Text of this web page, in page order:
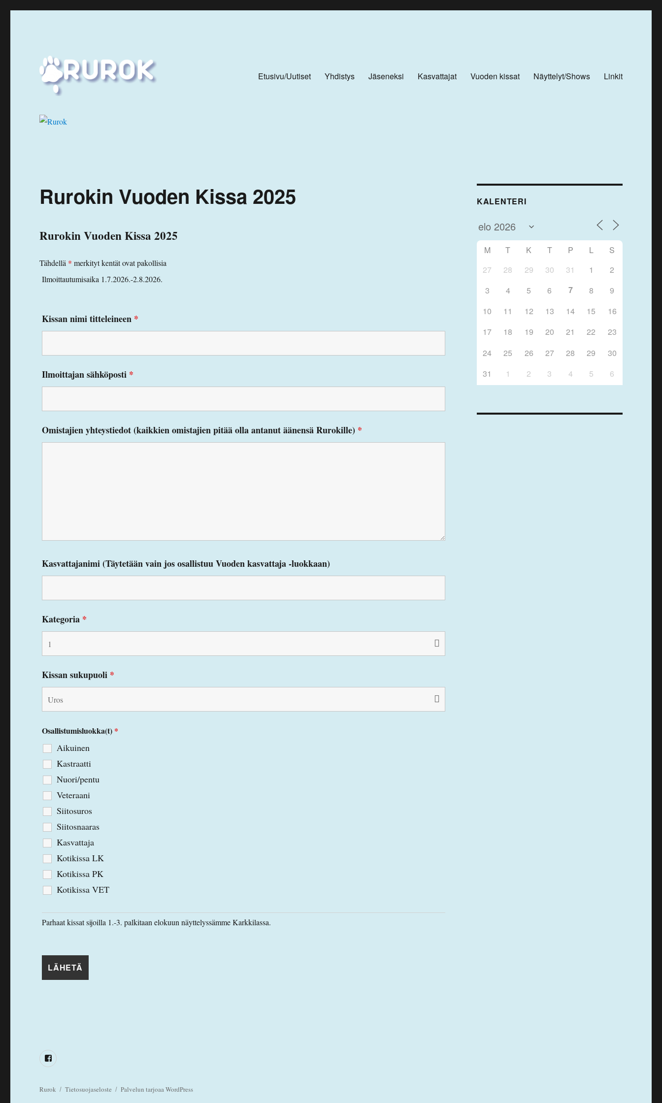
Rurok
Etusivu/Uutiset Yhdistys Jäseneksi Kasvattajat Vuoden kissat Näyttelyt/Shows Linkit
Rurokin Vuoden Kissa 2025
Rurokin Vuoden Kissa 2025
Tähdellä * merkityt kentät ovat pakollisia
Ilmoittautumisaika 1.7.2026.-2.8.2026.
Kissan nimi titteleineen *
Ilmoittajan sähköposti *
Omistajien yhteystiedot (kaikkien omistajien pitää olla antanut äänensä Rurokille) *
Kasvattajanimi (Täytetään vain jos osallistuu Vuoden kasvattaja -luokkaan)
Kategoria *
Kissan sukupuoli *
Osallistumisluokka(t) *
Aikuinen
Kastraatti
Nuori/pentu
Veteraani
Siitosuros
Siitosnaaras
Kasvattaja
Kotikissa LK
Kotikissa PK
Kotikissa VET
Parhaat kissat sijoilla 1.-3. palkitaan elokuun näyttelyssämme Karkkilassa.
KALENTERI
M T K T P L
S
27
28 29 30 31 1
2
3
4 5 6 7 8
9
10
11 12 13 14 15
16
17
18 19 20 21 22
23
24
25 26 27 28 29
30
31
1 2 3 4 5 6
Facebook
Rurok Tietosuojaseloste Palvelun tarjoaa WordPress